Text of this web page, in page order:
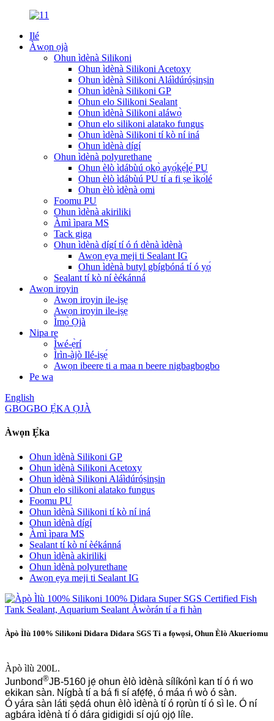
Ilé
Àwọn ọjà
Ohun ìdènà Silikoni
Ohun ìdènà Silikoni Acetoxy
Ohun ìdènà Silikoni Aláìdúróṣinṣin
Ohun ìdènà Silikoni GP
Ohun elo Silikoni Sealant
Ohun ìdènà Silikoni aláwọ̀
Ohun elo silikoni alatako fungus
Ohun ìdènà Silikoni tí kò ní iná
Ohun ìdènà dígí
Ohun ìdènà polyurethane
Ohun èlò ìdábùú ọkọ̀ ayọ́kẹ́lẹ́ PU
Ohun èlò ìdábùú PU tí a fi ṣe ìkọ́lé
Ohun èlò ìdènà omi
Foomu PU
Ohun ìdènà akiriliki
Àmì ìpara MS
Tack giga
Ohun ìdènà dígí tí ó ń dènà ìdènà
Awọn ẹya meji ti Sealant IG
Ohun ìdènà butyl gbígbóná tí ó yọ́
Sealant tí kò ní èékánná
Awọn iroyin
Awọn iroyin ile-iṣẹ
Awọn iroyin ile-iṣẹ
Ìmọ̀ Ọjà
Nipa re
Ìwé-ẹ̀rí
Ìrìn-àjò Ilé-iṣẹ́
Awọn ibeere ti a maa n beere nigbagbogbo
Pe wa
English
GBOGBO Ẹ̀KA ỌJÀ
Àwọn Ẹ̀ka
Ohun ìdènà Silikoni GP
Ohun ìdènà Silikoni Acetoxy
Ohun ìdènà Silikoni Aláìdúróṣinṣin
Ohun elo silikoni alatako fungus
Foomu PU
Ohun ìdènà Silikoni tí kò ní iná
Ohun ìdènà dígí
Àmì ìpara MS
Sealant tí kò ní èékánná
Ohun ìdènà akiriliki
Ohun ìdènà polyurethane
Awọn ẹya meji ti Sealant IG
Àpò Ìlù 100% Silikoni Didara Didara SGS Ti a fọwọsi, Ohun Èlò Akueriomu
Àpò ìlù 200L.
Junbond®JB-5160 jẹ́ ohun èlò ìdènà sílíkónì kan tí ó ń wo
ekikan sàn. Nígbà tí a bá fi sí afẹ́fẹ́, ó máa ń wò ó sàn.
Ó yára sàn láti ṣẹ̀dá ohun èlò ìdènà tí ó rọrùn tí ó sì le. Ó ní
agbára ìdènà tí ó dára gidigidi sí ojú ọjọ́ líle.